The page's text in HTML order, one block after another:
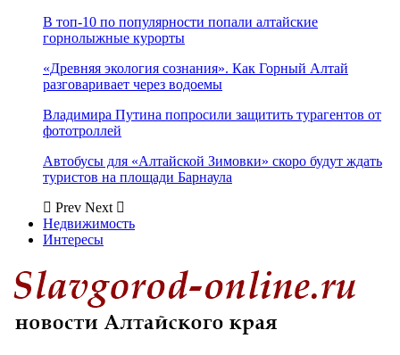
В топ-10 по популярности попали алтайские
горнолыжные курорты
«Древняя экология сознания». Как Горный Алтай
разговаривает через водоемы
Владимира Путина попросили защитить турагентов от
фототроллей
Автобусы для «Алтайской Зимовки» скоро будут ждать
туристов на площади Барнаула
Prev Next
Недвижимость
Интересы